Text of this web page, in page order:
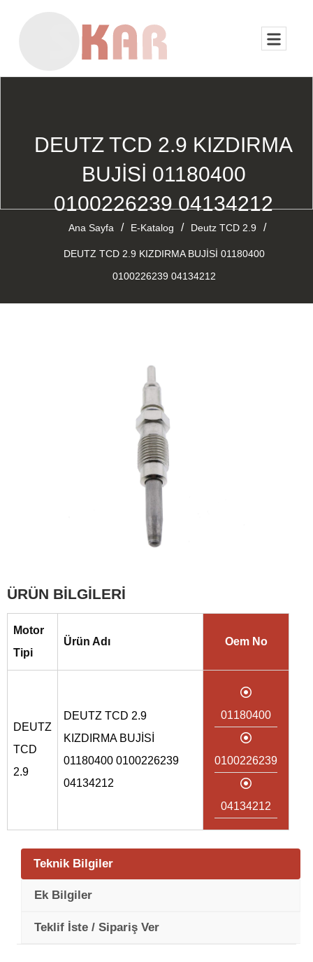
DEUTZ TCD 2.9 KIZDIRMA
BUJİSİ 01180400
0100226239 04134212
Ana Sayfa / E-Katalog / Deutz TCD 2.9 /
DEUTZ TCD 2.9 KIZDIRMA BUJİSİ 01180400
0100226239 04134212
ÜRÜN BİLGİLERİ
Motor
Tipi
Ürün Adı Oem No
DEUTZ
TCD
2.9
DEUTZ TCD 2.9
KIZDIRMA BUJİSİ
01180400 0100226239
04134212
01180400
0100226239
04134212
Teknik Bilgiler
Ek Bilgiler
Teklif İste / Sipariş Ver